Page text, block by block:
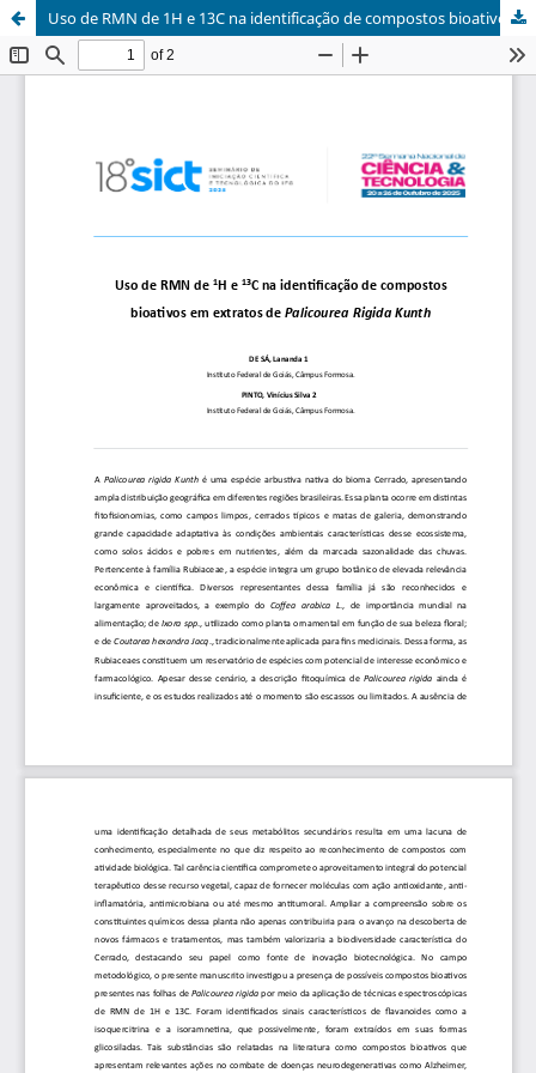
Uso de RMN de 1H e 13C na identificação de compostos bioativos em extratos de Palicourea Rigida Kunth